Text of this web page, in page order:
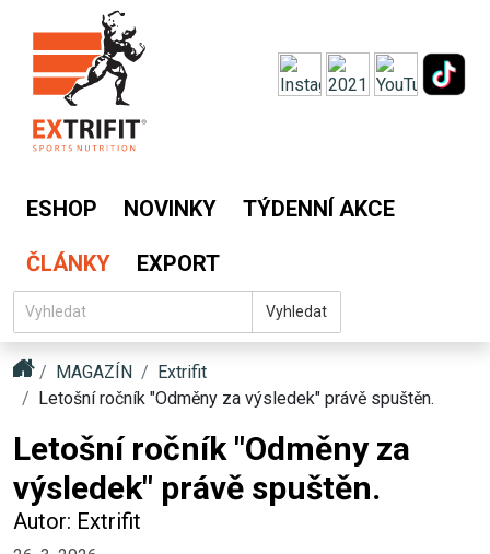
ESHOP NOVINKY TÝDENNÍ AKCE
ČLÁNKY EXPORT
Vyhledat
MAGAZÍN
Extrifit
Letošní ročník "Odměny za výsledek" právě spuštěn.
Letošní ročník "Odměny za
výsledek" právě spuštěn.
Autor: Extrifit